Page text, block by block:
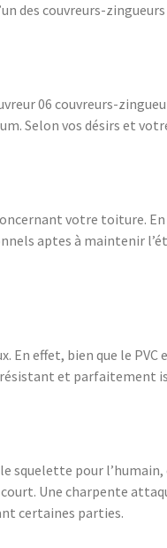
des couvreurs-zingueurs
06 couvreurs-
Selon vos désirs et
votre toiture.
aptes à maintenir
En effet, bien que le PVC
résistant et parfaitement
squelette pour l’humain,
Une charpente
certaines parties.